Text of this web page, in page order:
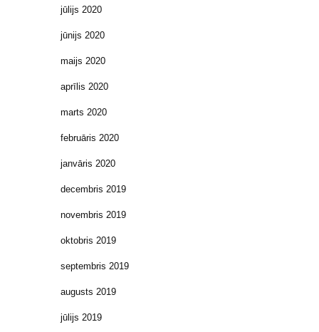
jūlijs 2020
jūnijs 2020
maijs 2020
aprīlis 2020
marts 2020
februāris 2020
janvāris 2020
decembris 2019
novembris 2019
oktobris 2019
septembris 2019
augusts 2019
jūlijs 2019